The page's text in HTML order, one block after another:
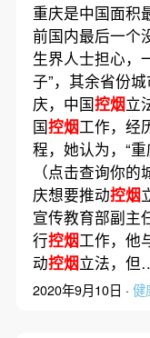
重庆是中国面积
前国内最后一个
生界人士担心，
子”，其余省份
庆，中国控烟立
国控烟工作，经
程，她认为，“
（点击查询你的
庆想要推动控烟
宣传教育部副主
行控烟工作，他
动控烟立法，
2020年9月10日 · 健